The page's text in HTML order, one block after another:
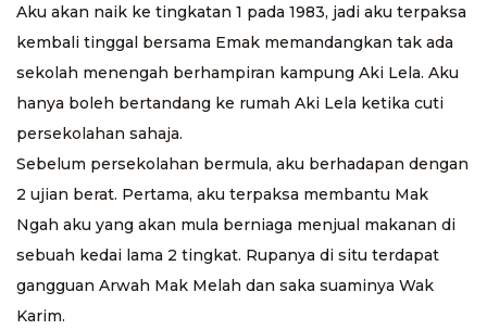
Aku akan naik ke tingkatan 1 pada 1983, jadi aku terpaksa
kembali tinggal bersama Emak memandangkan tak ada
sekolah menengah berhampiran kampung Aki Lela. Aku
hanya boleh bertandang ke rumah Aki Lela ketika cuti
persekolahan sahaja.
Sebelum persekolahan bermula, aku berhadapan dengan
2 ujian berat. Pertama, aku terpaksa membantu Mak
Ngah aku yang akan mula berniaga menjual makanan di
sebuah kedai lama 2 tingkat. Rupanya di situ terdapat
gangguan Arwah Mak Melah dan saka suaminya Wak
Karim.